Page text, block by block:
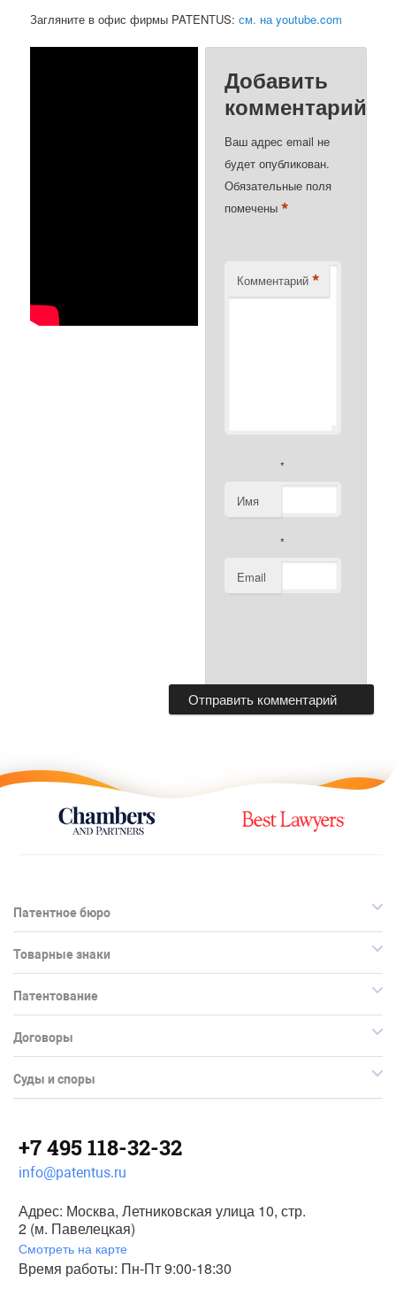
Загляните в офис фирмы PATENTUS:см. на youtube.com
Добавить
комментарий
Ваш адрес email не
будет опубликован.
Обязательные поля
помечены*
Комментарий *
Имя
*
Email
*
Патентное бюро
Товарные знаки
Патентование
Договоры
Суды и споры
+7 495 118-32-32
info@patentus.ru
Адрес: Москва, Летниковская улица 10, стр.
2 (м. Павелецкая)
Смотреть на карте
Время работы: Пн-Пт 9:00-18:30